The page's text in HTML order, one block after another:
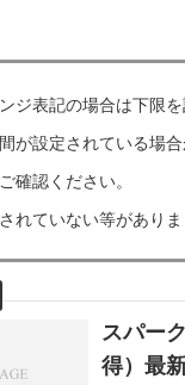
ジ表記の場合は下限
が設定されている場
確認ください。
れていない等がありま
スパー
得）最